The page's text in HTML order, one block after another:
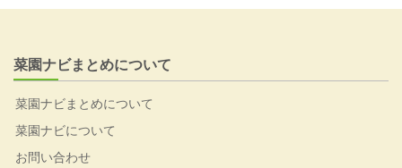
菜園ナビまとめについて
菜園ナビまとめについて
菜園ナビについて
お問い合わせ